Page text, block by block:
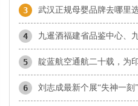
3
4
5 靛蓝航空通航二十载，为
6